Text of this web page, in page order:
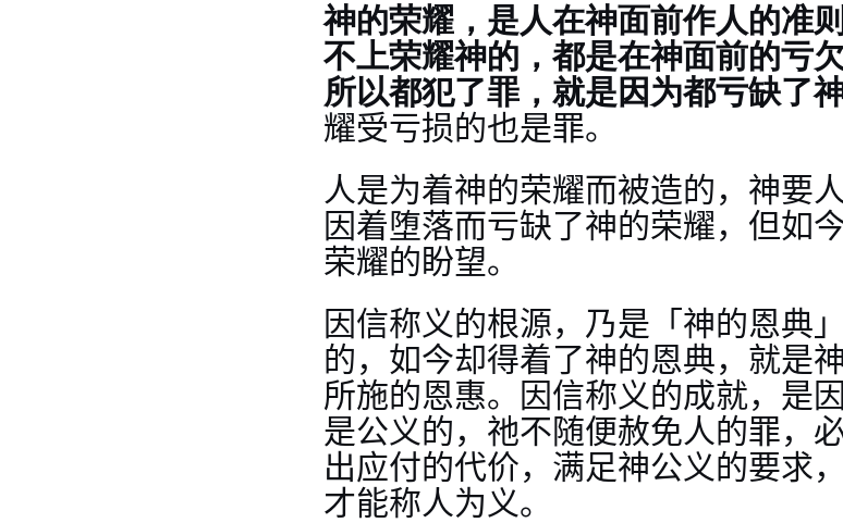
神的荣耀，是人在神面前作人的准
不上荣耀神的，都是在神面前的亏
所以都犯了罪，就是因为都亏缺了神
耀受亏损的也是罪。
人是为着神的荣耀而被造的，神要
因着堕落而亏缺了神的荣耀，但如
荣耀的盼望。
因信称义的根源，乃是「神的恩典
的，如今却得着了神的恩典，就是
所施的恩惠。因信称义的成就，是
是公义的，祂不随便赦免人的罪，
出应付的代价，满足神公义的要求
才能称人为义。